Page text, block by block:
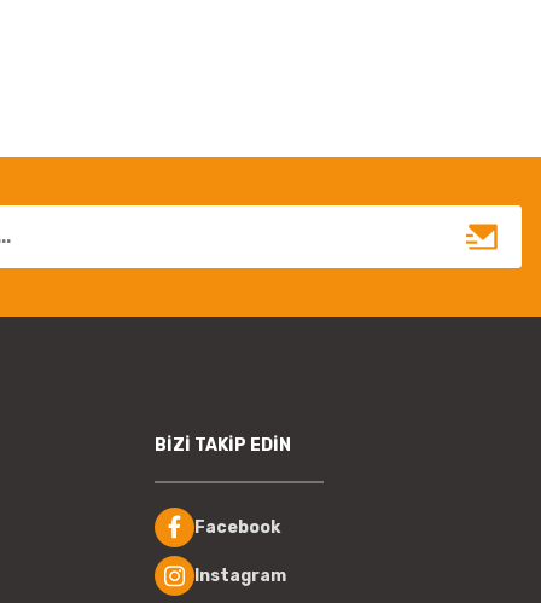
BİZİ TAKİP EDİN
Facebook
Instagram